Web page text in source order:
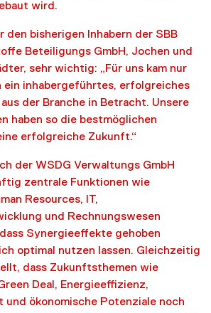
wird.
den bisherigen Inhabern der SBB
Beteiligungs GmbH, Jochen und
sehr wichtig: „Für uns kam nur
ein inhabergeführtes, erfolgreiches
der Branche in Betracht. Unsere
haben so die bestmöglichen
erfolgreiche Zukunft.“
der WSDG Verwaltungs GmbH
zentrale Funktionen wie
Resources, IT,
und Rechnungswesen
Synergieeffekte gehoben
optimal nutzen lassen. Gleichzeitig
dass Zukunftsthemen wie
Deal, Energieeffizienz,
und ökonomische Potenziale noch